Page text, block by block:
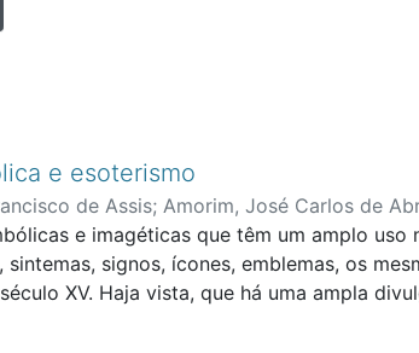
e esoterismo
de Assis; Amorim, José Carlos de
de Ciências Sociais, Educação e
e imagéticas que têm um amplo
signos, ícones, emblemas, os
XV. Haja vista, que há uma ampla
uma barreira impávida do racionalismo.